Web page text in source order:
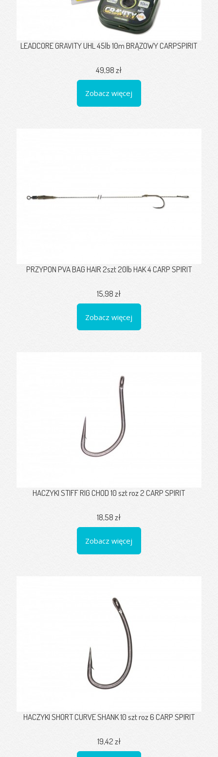
LEADCORE GRAVITY UHL 45lb 10m BRĄZOWY CARPSPIRIT
49,98 zł
Zobacz więcej
PRZYPON PVA BAG HAIR 2szt 20lb HAK 4 CARP SPIRIT
15,98 zł
Zobacz więcej
HACZYKI STIFF RIG CHOD 10 szt roz 2 CARP SPIRIT
18,58 zł
Zobacz więcej
HACZYKI SHORT CURVE SHANK 10 szt roz 6 CARP SPIRIT
19,42 zł